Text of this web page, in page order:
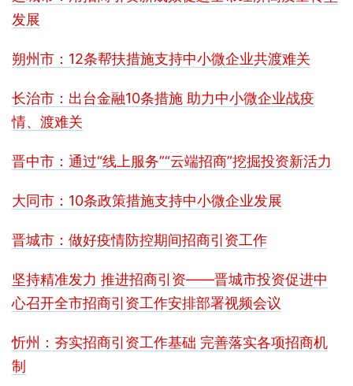
发展
朔州市：12条帮扶措施支持中小微企业共渡难关
长治市：出台金融10条措施 助力中小微企业战疫
情、渡难关
晋中市：通过“线上服务”“云端招商”挖掘投资新活力
大同市：10条政策措施支持中小微企业发展
晋城市：做好疫情防控期间招商引资工作
坚持精准发力 推进招商引资——晋城市投资促进中
心召开全市招商引资工作安排部署视频会议
忻州：夯实招商引资工作基础 完善落实各项招商机
制